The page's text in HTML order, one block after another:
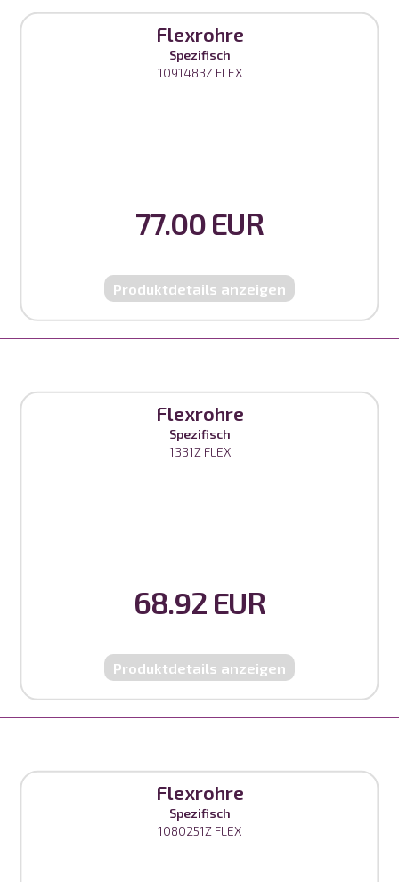
Flexrohre
Spezifisch
1091483Z FLEX
77.00 EUR
Produktdetails anzeigen
Flexrohre
Spezifisch
1331Z FLEX
68.92 EUR
Produktdetails anzeigen
Flexrohre
Spezifisch
1080251Z FLEX